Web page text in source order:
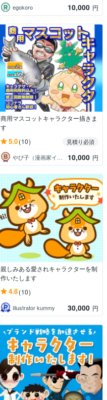
egokoro 10,000 円
商用マスコットキャラクター描きま
す
5.0(10)
見積り必須
やぴ子（漫画家イラストレーター ）
10,000 円
親しみある愛されキャラクターを制
作いたします
4.8(10)
Illustrator kummy 30,000 円